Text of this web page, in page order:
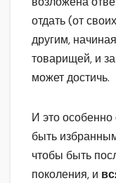
отдать (от
другим,
товарищей, и
может достичь.
И это особенно
быть
чтобы быть
поколения, и